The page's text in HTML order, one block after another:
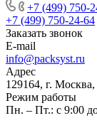
+7 (499) 750-
+7 (499) 750-24-64
Заказать звонок
E-mail
info@packsyst.ru
Адрес
129164, г.
Режим работы
Пн. – Пт.: с 9:00